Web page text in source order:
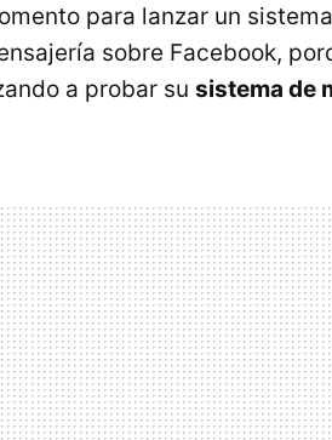
para lanzar un
sobre Facebook,
a probar su sistema de